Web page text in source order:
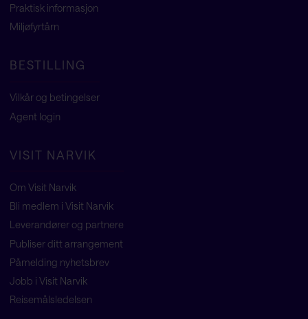
Praktisk informasjon
Miljøfyrtårn
BESTILLING
Vilkår og betingelser
Agent login
VISIT NARVIK
Om Visit Narvik
Bli medlem i Visit Narvik
Leverandører og partnere
Publiser ditt arrangement
Påmelding nyhetsbrev
Jobb i Visit Narvik
Reisemålsledelsen